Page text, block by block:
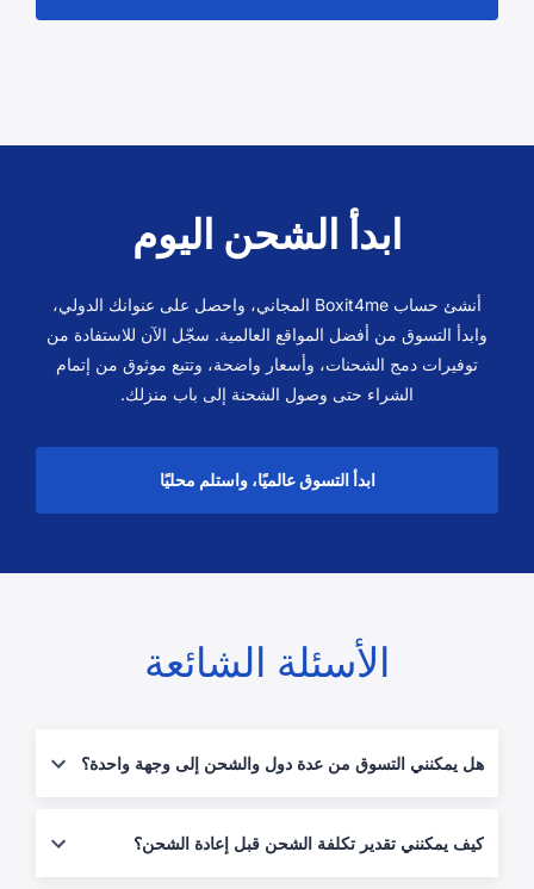
ابدأ الشحن اليوم
أنشئ حساب Boxit4me المجاني، واحصل على عنوانك الدولي،
وابدأ التسوق من أفضل المواقع العالمية. سجّل الآن للاستفادة من
توفيرات دمج الشحنات، وأسعار واضحة، وتتبع موثوق من إتمام
الشراء حتى وصول الشحنة إلى باب منزلك.
ابدأ التسوق عالميًا، واستلم محليًا
الأسئلة الشائعة
هل يمكنني التسوق من عدة دول والشحن إلى وجهة واحدة؟
تقليل التكلفة الإجمالية عند استلام عدة طرود.
كيف يمكنني تقدير تكلفة الشحن قبل إعادة الشحن؟